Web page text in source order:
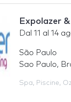
Expolazer
Dal 11 al 14
São Paulo
Sao Paulo,
Spa, Piscine,